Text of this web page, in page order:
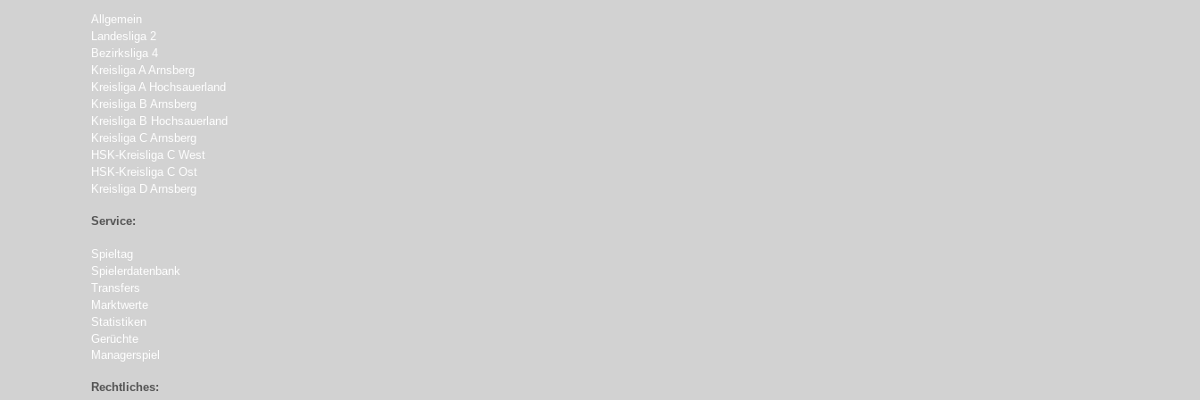
Allgemein
Landesliga 2
Bezirksliga 4
Kreisliga A Arnsberg
Kreisliga A Hochsauerland
Kreisliga B Arnsberg
Kreisliga B Hochsauerland
Kreisliga C Arnsberg
HSK-Kreisliga C West
HSK-Kreisliga C Ost
Kreisliga D Arnsberg
Service:
Spieltag
Spielerdatenbank
Transfers
Marktwerte
Statistiken
Gerüchte
Managerspiel
Rechtliches: